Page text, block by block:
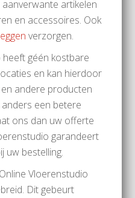
artikelen
en accessoires. Ook
verzorgen.
géén kostbare
en kan hierdoor
en andere producten
een betere
ons dan uw offerte
garandeert
uw bestelling.
Vloerenstudio
Dit gebeurt